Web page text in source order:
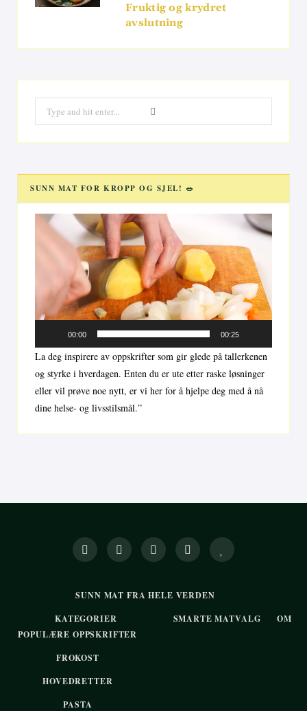
Fruktig og krydret
avslutning
for:
SUNN MAT FOR KROPP OG SJEL! 🥗
Videoavspiller
00:00 00:25
La deg inspirere av oppskrifter som gir glede på tallerkenen
og styrke i hverdagen. Enten du er ute etter raske løsninger
eller vil prøve noe nytt, er vi her for å hjelpe deg med å nå
dine helse- og livsstilsmål.”
SUNN MAT FRA HELE VERDEN
KATEGORIER
POPULÆRE OPPSKRIFTER
FROKOST
HOVEDRETTER
PASTA
SMARTE MATVALG OM